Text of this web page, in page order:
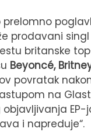
prodavani
britanske
Beyoncé,
povratak
na
i napreduje“.